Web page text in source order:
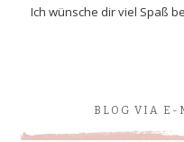
Ich wünsche dir viel Spaß
BLOG VIA E-